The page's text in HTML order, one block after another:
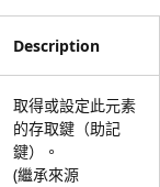
Description
取得或設定此元素
的存取鍵（助記
鍵）。
(繼承來源